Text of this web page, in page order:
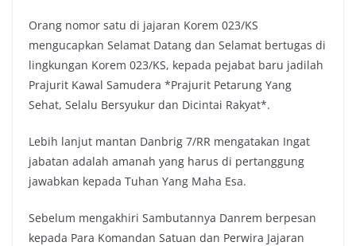
Orang nomor satu di jajaran Korem 023/KS
mengucapkan Selamat Datang dan Selamat bertugas di
lingkungan Korem 023/KS, kepada pejabat baru jadilah
Prajurit Kawal Samudera *Prajurit Petarung Yang
Sehat, Selalu Bersyukur dan Dicintai Rakyat*.
Lebih lanjut mantan Danbrig 7/RR mengatakan Ingat
jabatan adalah amanah yang harus di pertanggung
jawabkan kepada Tuhan Yang Maha Esa.
Sebelum mengakhiri Sambutannya Danrem berpesan
kepada Para Komandan Satuan dan Perwira Jajaran